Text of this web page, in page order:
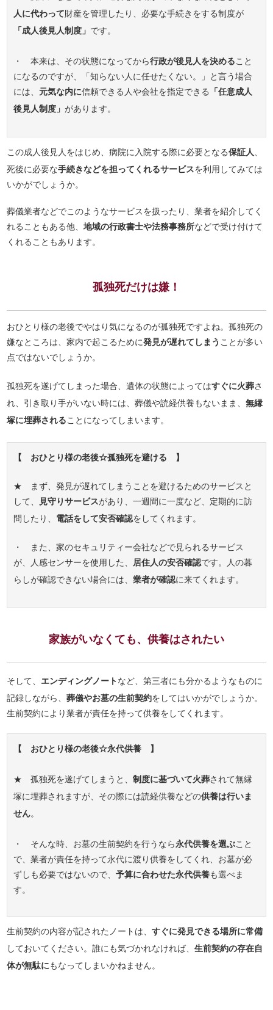
人に代わって財産を管理したり、必要な手続きをする制度が
「成人後見人制度」 です。
・ 本来は、その状態になってから行政が後見人を決めること
になるのですが、「知らない人に任せたくない。」と言う場合
には、 元気な内に信頼できる人や会社を指定できる
「任意成人
後見人制度」があります。
この成人後見人をはじめ、病院に入院する際に必要となる保証人、
死後に必要な手続きなどを担ってくれるサービスを利用してみては
いかがでしょうか。
葬儀業者などでこのようなサービスを扱ったり、業者を紹介してく
れることもある他、地域の行政書士や法務事務所などで受け付けて
くれることもあります。
孤独死だけは嫌！
おひとり様の老後でやはり気になるのが孤独死ですよね。孤独死の
嫌なところは、家内で起こるために発見が遅れてしまう ことが多い
点ではないでしょうか。
孤独死を遂げてしまった場合、遺体の状態によってはすぐに火葬さ
れ、引き取り手がいない時には、葬儀や読経供養もないまま、無縁
塚に埋葬されることになってしまいます。
【 おひとり様の老後☆孤独死を避ける 】
★ まず、発見が遅れてしまうことを避けるためのサービスと
して、
見守りサービスがあり、一週間に一度など、定期的に訪
問したり、 電話をして安否確認をしてくれます。
・ また、家のセキュリティー会社などで見られるサービス
が、人感センサーを使用した、 居住人の安否確認です。人の暮
らしが確認できない場合には、業者が確認に来てくれます。
家族がいなくても、供養はされたい
そして、 エンディングノートなど、第三者にも分かるようなものに
記録しながら、葬儀やお墓の生前契約をしてはいかがでしょうか。
生前契約により業者が責任を持って供養をしてくれます。
【 おひとり様の老後☆永代供養 】
★ 孤独死を遂げてしまうと、制度に基づいて火葬されて無縁
塚に埋葬されますが、その際には読経供養などの供養は行いま
せん。
・ そんな時、お墓の生前契約を行うなら永代供養を選ぶこと
で、業者が責任を持って永代に渡り供養をしてくれ、お墓が必
ずしも必要ではないので、予算に合わせた永代供養も選べま
す。
生前契約の内容が記されたノートは、すぐに発見できる場所に常備
しておいてください。誰にも気づかれなければ、生前契約の存在自
体が無駄にもなってしまいかねません。